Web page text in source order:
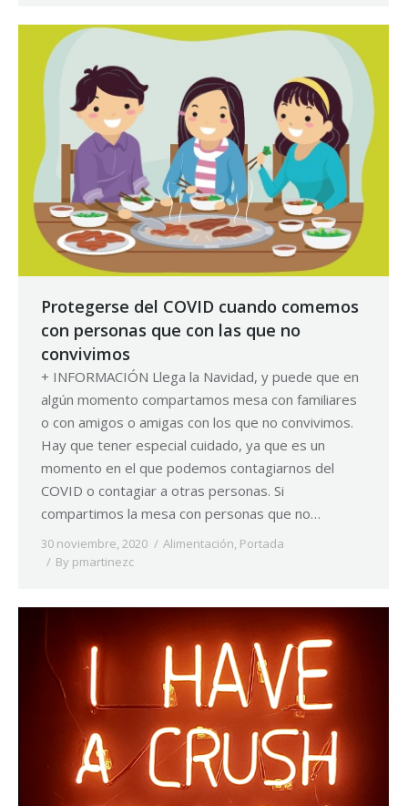
Protegerse del COVID cuando comemos
con personas que con las que no
convivimos
+ INFORMACIÓN Llega la Navidad, y puede que en
algún momento compartamos mesa con familiares
o con amigos o amigas con los que no convivimos.
Hay que tener especial cuidado, ya que es un
momento en el que podemos contagiarnos del
COVID o contagiar a otras personas. Si
compartimos la mesa con personas que no…
30 noviembre, 2020 Alimentación, Portada
By pmartinezc